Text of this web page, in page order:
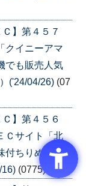
】第４５７
クイニーアマ
でも販売人気
('24/04/26) (07
】第４５６
Ｃサイト「北
付ちりめんが
(0775)